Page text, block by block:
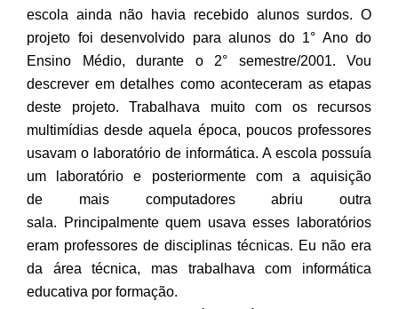
escola ainda não havia recebido alunos surdos. O
projeto foi desenvolvido para alunos do 1° Ano do
Ensino Médio, durante o 2° semestre/2001. Vou
descrever em detalhes como aconteceram as etapas
deste projeto. Trabalhava muito com os recursos
multimídias desde aquela época, poucos professores
usavam o laboratório de informática. A escola possuía
um laboratório e posteriormente com a aquisição
de mais computadores abriu outra
sala. Principalmente quem usava esses laboratórios
eram professores de disciplinas técnicas. Eu não era
da área técnica, mas trabalhava com informática
educativa por formação.